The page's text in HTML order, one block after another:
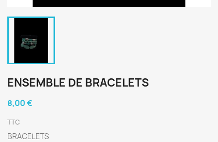
ENSEMBLE DE BRACELETS
8,00 €
TTC
BRACELETS